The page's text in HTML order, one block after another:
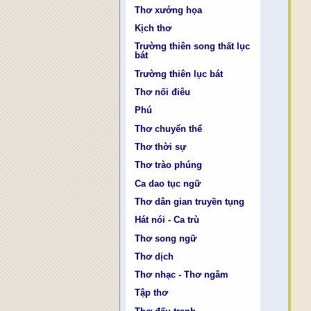
Thơ xướng họa
Kịch thơ
Trường thiên song thất lục
bát
Trường thiên lục bát
Thơ nối điêu
Phú
Thơ chuyển thể
Thơ thời sự
Thơ trào phúng
Ca dao tục ngữ
Thơ dân gian truyền tụng
Hát nói - Ca trù
Thơ song ngữ
Thơ dịch
Thơ nhạc - Thơ ngâm
Tập thơ